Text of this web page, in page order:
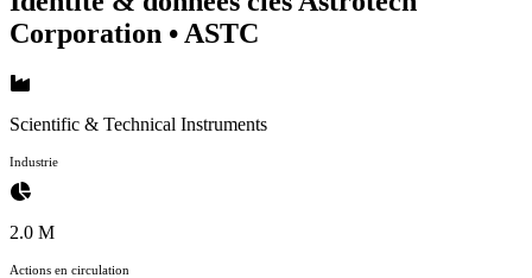
Corporation • ASTC
Scientific & Technical Instruments
Industrie
2.0 M
Actions en circulation